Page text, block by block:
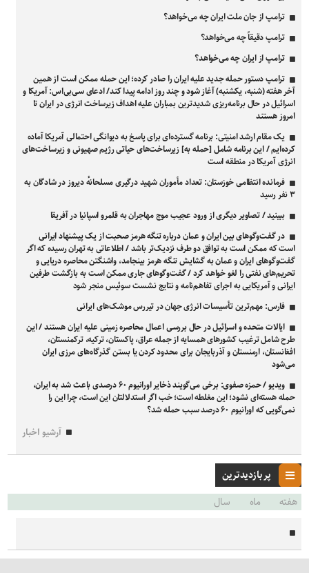
ترامپ از جان ملت ایران چه می‌خواهد؟
ترامپ دقیقاً چه می‌خواهد؟
ترامپ از ایران چه می‌خواهد؟
ترامپ دستور حمله جدید علیه ایران را صادر کرده؛ این حمله ممکن است از همین
آخر هفته (شنبه، یکشنبه) آغاز شود و چند روز ادامه پیدا کند/ ادعای سی‌بی‌اس: آمریکا و
اسرائیل در حال برنامه‌ریزی شدیدترین بمباران علیه اهداف زیرساخت انرژی در ایران تا
امروز هستند
یک مقام ارشد امنیتی: برنامه گسترده‌ای برای پاسخ به دیوانگی احتمالی آمریکا آماده
کرده‌ایم / این برنامه شامل [حمله به] زیرساخت‌های حیاتی رژیم صهیونی و زیرساخت‌های
انرژی آمریکا در منطقه است
فرمانده انتظامی خوزستان: تعداد مأموران شهید درگیری مسلحانهٔ دیروز در شادگان به
۳ نفر رسید
ببینید / تصاویر دیگری از ورود عجیب موج مهاجران به قلمرو اسپانیا در آفریقا
در گفت‌وگوهای بین ایران و عمان درباره تنگه هرمز صحبت از یک پیشنهاد ایرانی
است که ممکن است به توافق دو طرف نزدیک‌تر باشد / اطلاعاتی به تهران رسیده که اگر
گفت‌وگوهای ایران و عمان به گشایش تنگه هرمز بینجامد، واشنگتن محاصره دریایی و
تحریم‌های نفتی را لغو خواهد کرد / گفت‌وگوهای جاری ممکن است به بازگشت طرفین
ایرانی و آمریکایی به اجرای تفاهم‌نامه و نتایج نشست سوئیس منجر شود
فارس: مهم‌ترین تأسیسات انرژی جهان در تیررس موشک‌های ایرانی
ایالات متحده و اسرائیل در حال بررسی اعمال محاصره زمینی علیه ایران هستند / این
طرح شامل ترغیب کشور‌های همسایه از جمله عراق، پاکستان، ترکیه، ترکمنستان،
افغانستان، ارمنستان و آذربایجان برای محدود کردن یا بستن گذرگاه‌های مرزی ایران
می‌شود
ویدیو / حمزه صفوی: برخی می‌گویند ذخایر اورانیوم ۶۰ درصدی باعث شد به ایران،
حمله هسته‌ای نشود؛ این مغلطه است؛ خب اگر استدلالتان این است، چرا این را
نمی‌گویی که اورانیوم ۶۰ درصد سبب حمله شد؟
آرشیو اخبار
پر بازدیدترین
هفته
ماه سال